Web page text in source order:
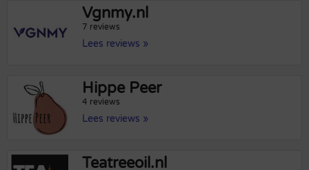
Vgnmy.nl
7 reviews
Lees reviews »
Hippe Peer
4 reviews
Lees reviews »
Teatreeoil.nl